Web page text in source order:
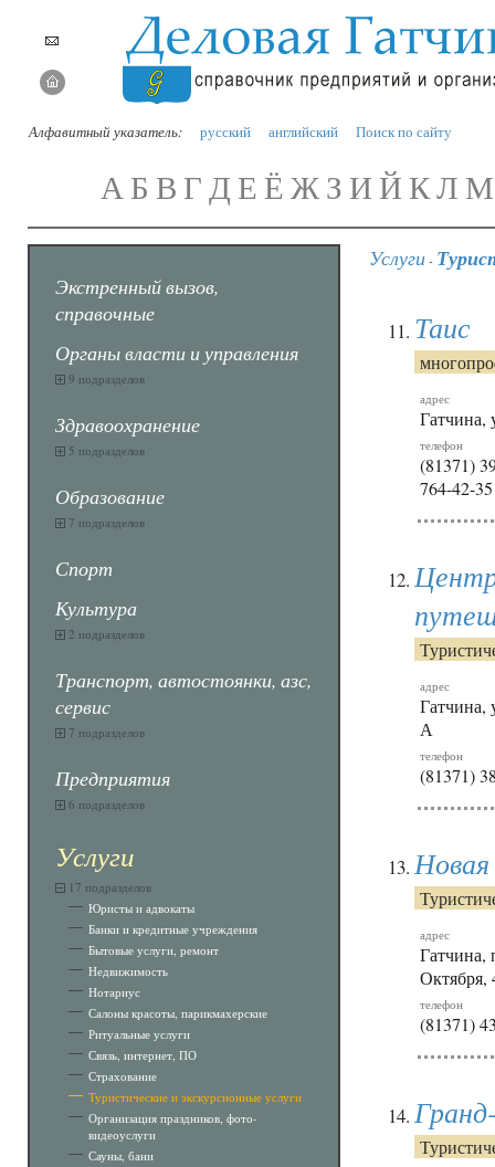
Алфавитный указатель: русский английский Поиск по сайту
АБ В ГД Е ЁЖЗ И Й КЛ М
Экстренный вызов,
справочные
Органы власти и управления
9 подразделов
Здравоохранение
5 подразделов
Образование
7 подразделов
Спорт
Культура
2 подразделов
Транспорт, автостоянки, азс,
сервис
7 подразделов
Предприятия
6 подразделов
Услуги
17 подразделов
Юристы и адвокаты
Банки и кредитные учреждения
Бытовые услуги, ремонт
Недвижимость
Нотариус
Салоны красоты, парикмахерские
Ритуальные услуги
Связь, интернет, ПО
Страхование
Туристические и экскурсионные услуги
Организация праздников, фото-
видеоуслуги
Сауны, бани
Услуги -
Таис
адрес
Гатчина,
телефон
(81371)
764-42-35
адрес
Гатчина,
А
телефон
(81371)
адрес
Гатчина,
Октября,
телефон
(81371)